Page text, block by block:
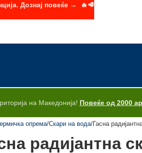
на Македонија! Повеќе од 2000
Термичка опрема Скари на вода Гасна
радијантна
Дознај повеќе → 🔥🥩